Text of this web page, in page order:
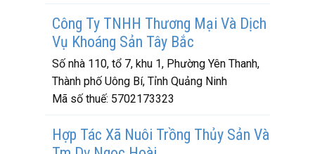
Công Ty TNHH Thương Mại Và Dịch
Vụ Khoáng Sản Tây Bắc
Số nhà 110, tổ 7, khu 1, Phường Yên Thanh,
Thành phố Uông Bí, Tỉnh Quảng Ninh
Mã số thuế: 5702173323
Hợp Tác Xã Nuôi Trồng Thủy Sản Và